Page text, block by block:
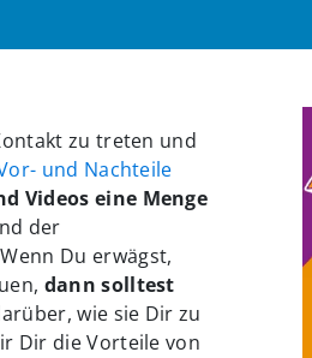
zu treten und
und Nachteile
Videos eine Menge
der
Du erwägst,
dann solltest
wie sie Dir zu
Dir die Vorteile von